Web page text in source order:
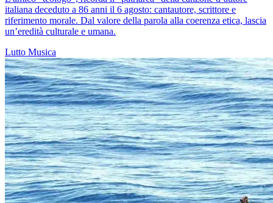
italiana deceduto a 86 anni il 6 agosto: cantautore, scrittore e
riferimento morale. Dal valore della parola alla coerenza etica, lascia
un’eredità culturale e umana.
Lutto Musica